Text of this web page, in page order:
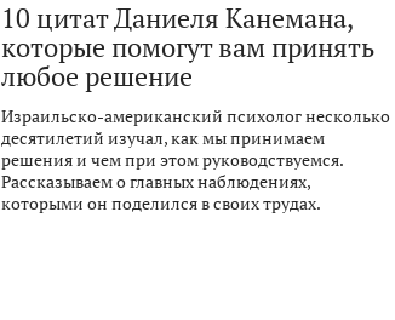
10 цитат Даниеля Канемана,
которые помогут вам принять
любое решение
Израильско-американский психолог несколько
десятилетий изучал, как мы принимаем
решения и чем при этом руководствуемся.
Рассказываем о главных наблюдениях,
которыми он поделился в своих трудах.